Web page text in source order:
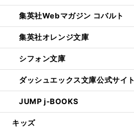
集英社Webマガジン コバルト
集英社オレンジ文庫
シフォン文庫
ダッシュエックス文庫公式サイト
JUMP j-BOOKS
キッズ